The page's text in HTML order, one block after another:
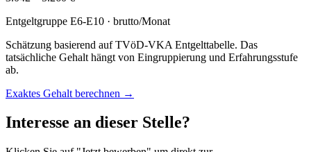
Entgeltgruppe E6-E10 · brutto/Monat
Schätzung basierend auf TVöD-VKA Entgelttabelle. Das
tatsächliche Gehalt hängt von Eingruppierung und Erfahrungsstufe
ab.
Exaktes Gehalt berechnen →
Interesse an dieser Stelle?